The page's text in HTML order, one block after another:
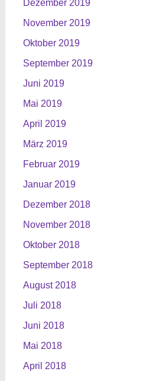
Dezember 2019
November 2019
Oktober 2019
September 2019
Juni 2019
Mai 2019
April 2019
März 2019
Februar 2019
Januar 2019
Dezember 2018
November 2018
Oktober 2018
September 2018
August 2018
Juli 2018
Juni 2018
Mai 2018
April 2018